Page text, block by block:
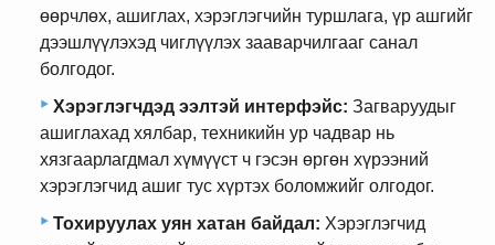
өөрчлөх, ашиглах, хэрэглэгчийн туршлага, үр ашгийг
дээшлүүлэхэд чиглүүлэх зааварчилгааг санал
болгодог.
Хэрэглэгчдэд ээлтэй интерфэйс: Загваруудыг
ашиглахад хялбар, техникийн ур чадвар нь
хязгаарлагдмал хүмүүст ч гэсэн өргөн хүрээний
хэрэглэгчид ашиг тус хүртэх боломжийг олгодог.
Тохируулах уян хатан байдал: Хэрэглэгчид